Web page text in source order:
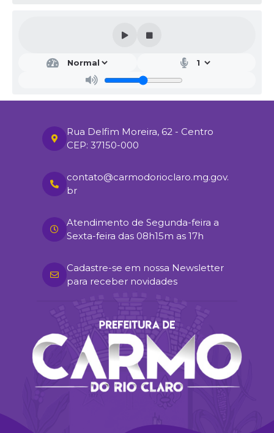
Rua Delfim Moreira, 62 - Centro
CEP: 37150-000
contato@carmodorioclaro.mg.gov.
br
Atendimento de Segunda-feira a
Sexta-feira das 08h15m as 17h
Cadastre-se em nossa Newsletter
para receber novidades